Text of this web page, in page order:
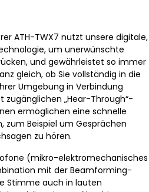
ATH-TWX7 nutzt unsere digitale,
um unerwünschte
und gewährleistet so immer
gleich, ob Sie vollständig in die
Umgebung in Verbindung
„Hear-Through“-
ermöglichen eine schnelle
zum Beispiel um Gesprächen
zu hören.
(mikro-elektromechanisches
mit der Beamforming-
Stimme auch in lauten